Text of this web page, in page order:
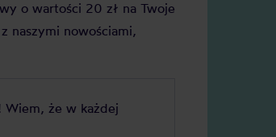
o wartości 20 zł na Twoje
naszymi nowościami,
Wiem, że w każdej